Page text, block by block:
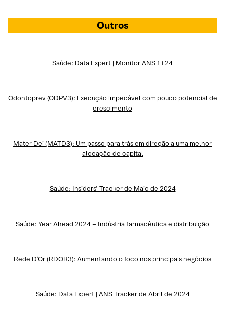
Outros
Saúde: Data Expert | Monitor ANS 1T24
Odontoprev (ODPV3): Execução impecável com pouco potencial de
crescimento
Mater Dei (MATD3): Um passo para trás em direção a uma melhor
alocação de capital
Saúde: Insiders’ Tracker de Maio de 2024
Saúde: Year Ahead 2024 – Indústria farmacêutica e distribuição
Rede D’Or (RDOR3): Aumentando o foco nos principais negócios
Saúde: Data Expert | ANS Tracker de Abril de 2024